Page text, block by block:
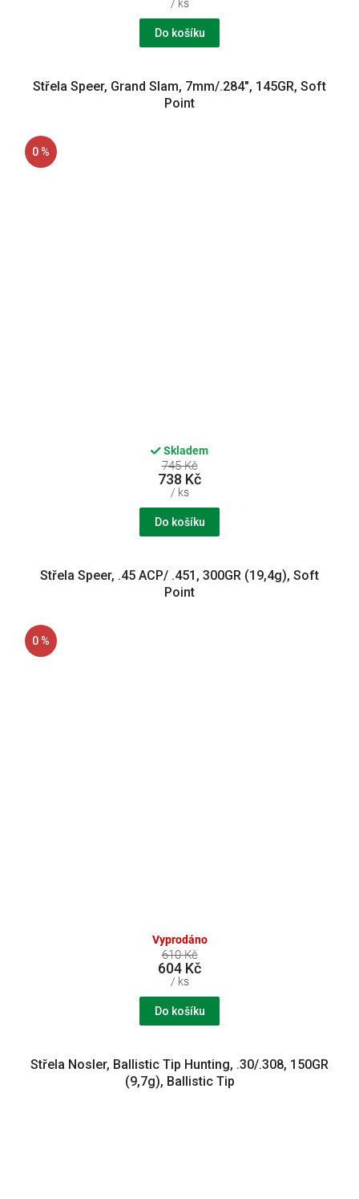
/ ks
Do košíku
0 %
Střela Speer, Grand Slam, 7mm/.284", 145GR, Soft
Point
Skladem
745 Kč
738 Kč
/ ks
Do košíku
0 %
Střela Speer, .45 ACP/ .451, 300GR (19,4g), Soft
Point
Vyprodáno
610 Kč
604 Kč
/ ks
Do košíku
Střela Nosler, Ballistic Tip Hunting, .30/.308, 150GR
(9,7g), Ballistic Tip